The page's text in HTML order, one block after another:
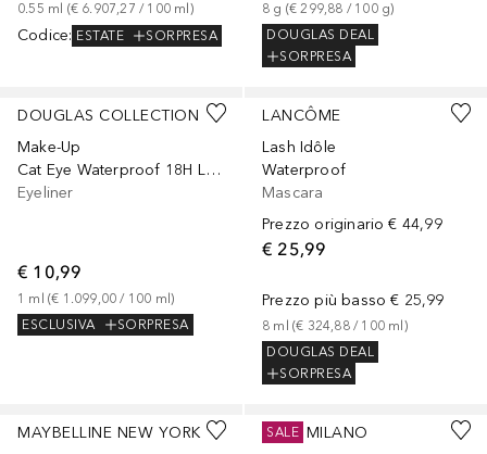
0.55 ml (€ 6.907,27 / 100 ml )
Codice: ESTATE SORPRESA
8 g (€ 299,88 / 100 g)
DOUGLAS DEAL
SORPRESA
DOUGLAS COLLECTION
Make-Up
Cat Eye Waterproof 18H Longlasting
Eyeliner
€ 10,99
1 ml (€ 1.099,00 / 100 ml)
ESCLUSIVA
SORPRESA
LANCÔME
Lash Idôle
Waterproof
Mascara
Prezzo originario € 44,99
€ 25,99
Prezzo più basso € 25,99
8 ml (€ 324,88 / 100 ml )
DOUGLAS DEAL
SORPRESA
MAYBELLINE NEW YORK
PUPA MILANO
SALE